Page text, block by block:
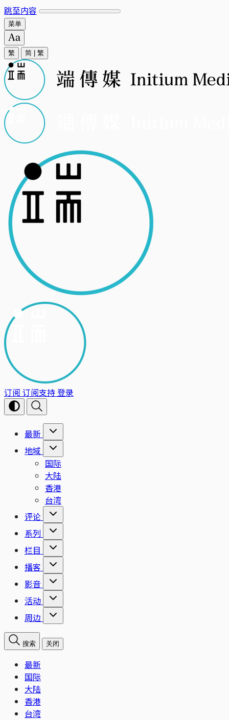
跳至内容
菜单
繁 简 繁
订阅 订阅支持登录
最新
地域
国际
大陆
香港
台湾
评论
系列
栏目
播客
影音
活动
周边
搜索 关闭
最新
国际
大陆
香港
台湾